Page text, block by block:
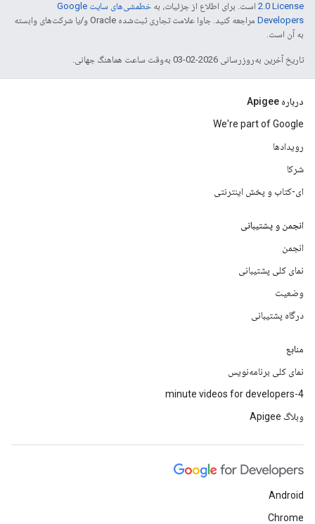
2.0 License است. برای اطلاع از جزئیات، به
خطمشی‌های سایت Google
Developers‏
مراجعه کنید. جاوا علامت تجاری ثبت‌شده Oracle و/یا شرکت‌های وابسته
به آن است.
تاریخ آخرین به‌روزرسانی 2026-02-03 به‌وقت ساعت هماهنگ جهانی.
درباره Apigee
We're part of Google
رویدادها
شرکا
ای-کتاب و پخش اینترنتی
انجمن و پشتیبانی
انجمن
نمای کلی پشتیبانی
وضعیت
درگاه پشتیبانی
منابع
نمای کلی برنامه‌نویس
4-minute videos for developers
وبلاگ Apigee
Android
Chrome